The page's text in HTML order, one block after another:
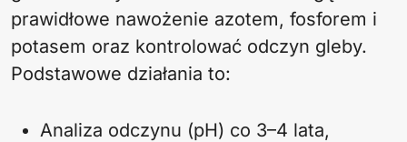
prawidłowe nawożenie azotem, fosforem i
potasem oraz kontrolować odczyn gleby.
Podstawowe działania to:
Analiza odczynu (pH) co 3–4 lata,